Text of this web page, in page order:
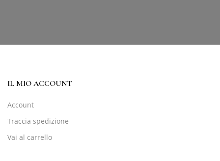
IL MIO ACCOUNT
Account
Traccia spedizione
Vai al carrello